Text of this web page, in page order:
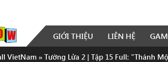
GIỚI THIỆU LIÊN HỆ
VietNam » Tường Lửa 2 | Tập 15 Full: "Thánh